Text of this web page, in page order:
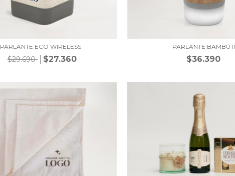
PARLANTE ECO WIRELESS
$29.690 $27.360
PARLANTE BAMBÚ II
$36.390